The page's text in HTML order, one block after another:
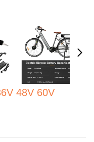
48V 60V